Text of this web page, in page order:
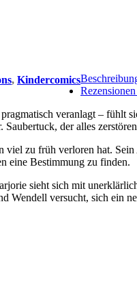
, Kindercomics
veranlagt – fühlt
der alles
viel zu früh verloren hat.
eine Bestimmung zu finden.
sieht sich mit
Wendell versucht, sich ein